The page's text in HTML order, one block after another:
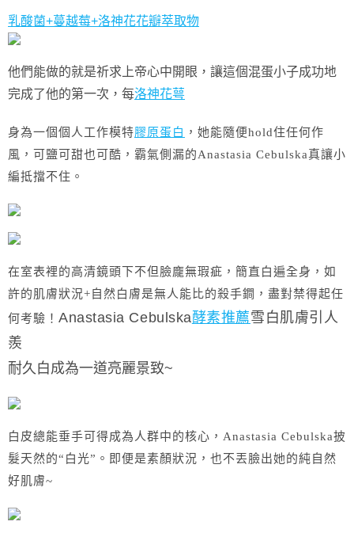
乳酸菌+蔓越莓+洛神花花瓣萃取物
他們能做的就是祈求上帝心中開眼，讓這個混蛋小子成功地
完成了他的第一次，每洛神花萼
身為一個個人工作模特膠原蛋白 ，她能隨便hold住任何作
風，可鹽可甜也可酷，霸氣側漏的Anastasia Cebulska真讓小
編抵擋不住。
在室表裡的高清鏡頭下不但臉龐無瑕疵，簡直白遍全身，如
許的肌膚狀況+自然白膚是無人能比的殺手鐧，盡對禁得起任
何考驗！ Anastasia Cebulska酵素推薦雪白肌膚引人
羨
耐久白成為一道亮麗景致~
白皮總能垂手可得成為人群中的核心，Anastasia Cebulska披
髮天然的“白光”。即便是素顏狀況，也不丟臉出她的純自然
好肌膚~